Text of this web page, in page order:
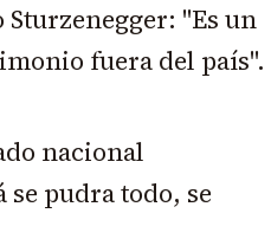
"Es un
fuera del país".
nacional
se pudra todo, se